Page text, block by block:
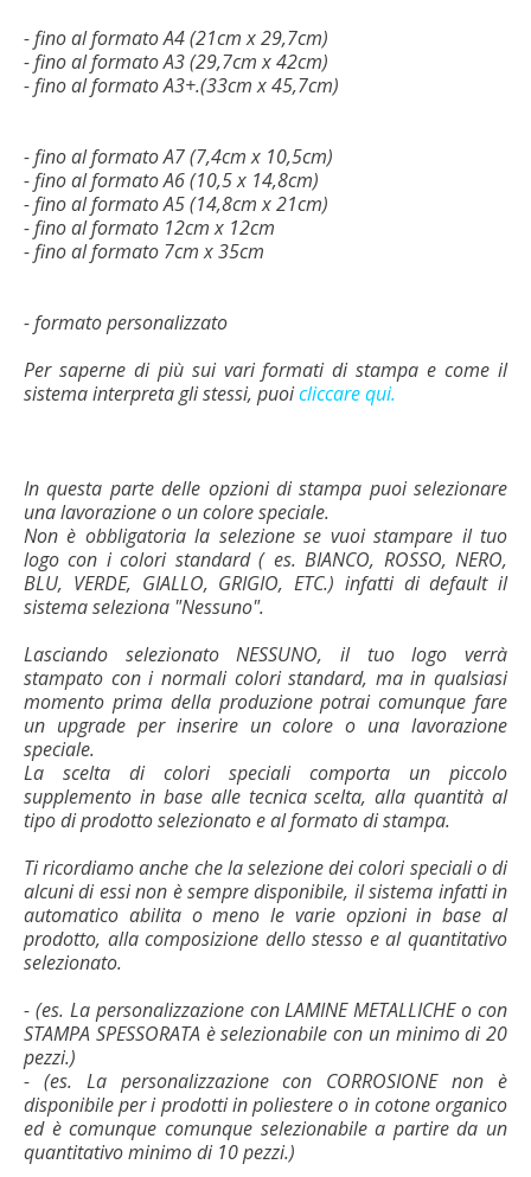
- fino al formato A4 (21cm x 29,7cm)
- fino al formato A3 (29,7cm x 42cm)
- fino al formato A3+.(33cm x 45,7cm)
- fino al formato A7 (7,4cm x 10,5cm)
- fino al formato A6 (10,5 x 14,8cm)
- fino al formato A5 (14,8cm x 21cm)
- fino al formato 12cm x 12cm
- fino al formato 7cm x 35cm
- formato personalizzato
Per saperne di più sui vari formati di stampa e come il
sistema interpreta gli stessi, puoicliccare qui.
In questa parte delle opzioni di stampa puoi selezionare
una lavorazione o un colore speciale.
Non è obbligatoria la selezione se vuoi stampare il tuo
logo con i colori standard ( es. BIANCO, ROSSO, NERO,
BLU, VERDE, GIALLO, GRIGIO, ETC.) infatti di default il
sistema seleziona "Nessuno".
Lasciando selezionato NESSUNO, il tuo logo verrà
stampato con i normali colori standard, ma in qualsiasi
momento prima della produzione potrai comunque fare
un upgrade per inserire un colore o una lavorazione
speciale.
La scelta di colori speciali comporta un piccolo
supplemento in base alle tecnica scelta, alla quantità al
tipo di prodotto selezionato e al formato di stampa.
Ti ricordiamo anche che la selezione dei colori speciali o di
alcuni di essi non è sempre disponibile, il sistema infatti in
automatico abilita o meno le varie opzioni in base al
prodotto, alla composizione dello stesso e al quantitativo
selezionato.
- (es. La personalizzazione con LAMINE METALLICHE o con
STAMPA SPESSORATA è selezionabile con un minimo di 20
pezzi.)
- (es. La personalizzazione con CORROSIONE non è
disponibile per i prodotti in poliestere o in cotone organico
ed è comunque comunque selezionabile a partire da un
quantitativo minimo di 10 pezzi.)